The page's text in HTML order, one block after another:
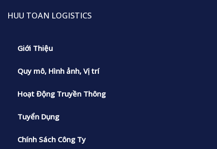
HUU TOAN LOGISTICS
Giới Thiệu
Quy mô, Hình ảnh, Vị trí
Hoạt Động Truyền Thông
Tuyển Dụng
Chính Sách Công Ty